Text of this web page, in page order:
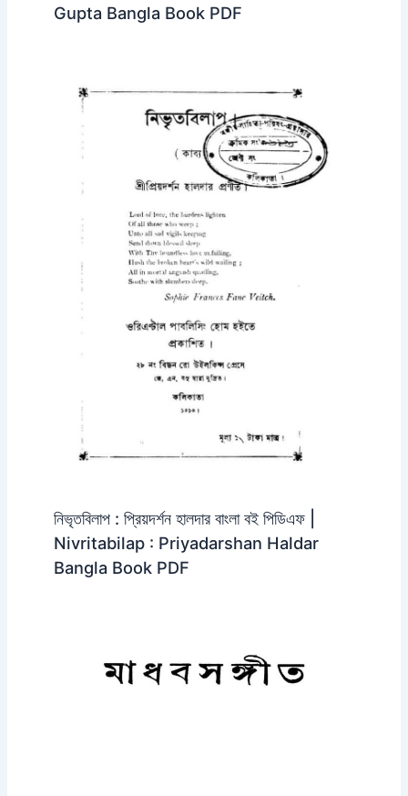
Gupta Bangla Book PDF
নিভৃতবিলাপ : প্রিয়দর্শন হালদার বাংলা বই পিডিএফ |
Nivritabilap : Priyadarshan Haldar
Bangla Book PDF